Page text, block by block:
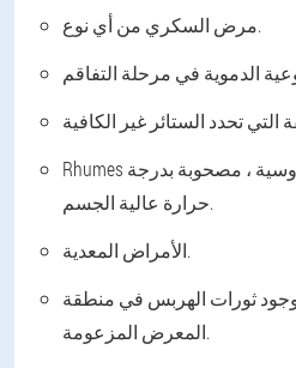
مرض السكري من أي نوع.
Rhumes وأمراض المسببات الفيروسية ، مصحوبة بدرجة
حرارة عالية الجسم.
الأمراض المعدية.
ثورات الهربس في منطقة
المعرض المزعومة.